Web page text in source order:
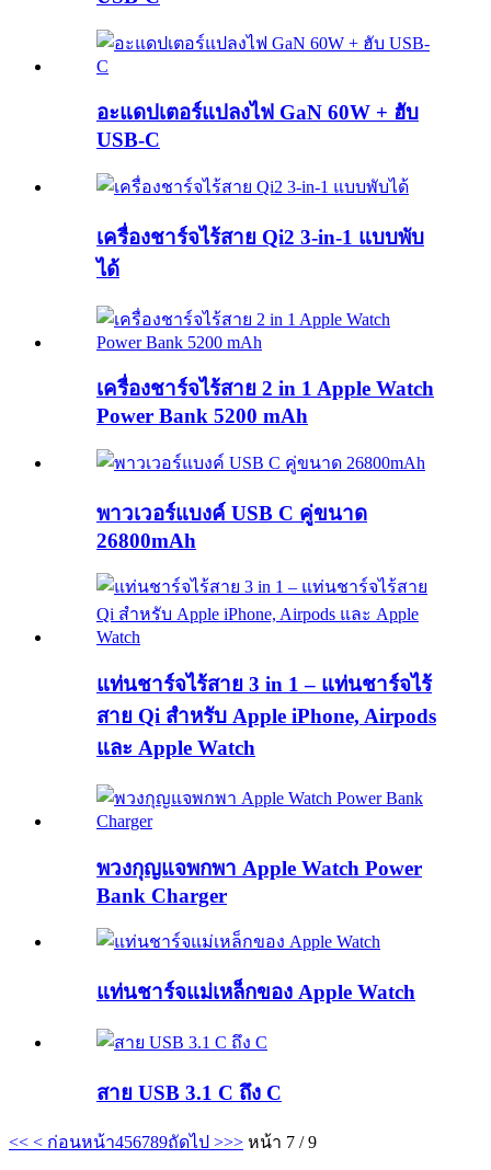
อะแดปเตอร์แปลงไฟ GaN 60W + ฮับ
USB-C
เครื่องชาร์จไร้สาย Qi2 3-in-1 แบบพับ
ได้
เครื่องชาร์จไร้สาย 2 in 1 Apple Watch
Power Bank 5200 mAh
พาวเวอร์แบงค์ USB C คู่ขนาด
26800mAh
แท่นชาร์จไร้สาย 3 in 1 – แท่นชาร์จไร้
สาย Qi สำหรับ Apple iPhone, Airpods
และ Apple Watch
พวงกุญแจพกพา Apple Watch Power
Bank Charger
แท่นชาร์จแม่เหล็กของ Apple Watch
สาย USB 3.1 C ถึง C
<< < ก่อนหน้า456789ถัดไป >>> หน้า 7 / 9